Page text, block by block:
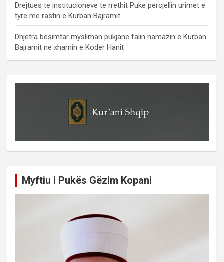
Drejtues te institucioneve te rrethit Puke percjellin urimet e
tyre me rastin e Kurban Bajramit
Dhjetra besimtar mysliman pukjane falin namazin e Kurban
Bajramit ne xhamin e Koder Hanit
Myftiu i Pukës Gëzim Kopani